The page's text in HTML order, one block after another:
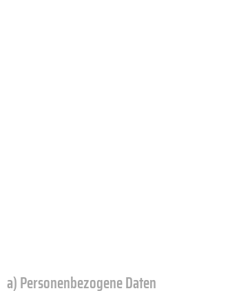
a) Personenbezogene Daten